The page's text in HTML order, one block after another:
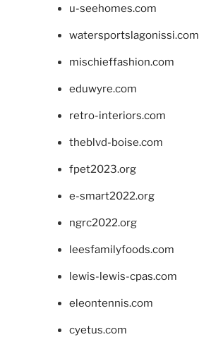
u-seehomes.com
watersportslagonissi.com
mischieffashion.com
eduwyre.com
retro-interiors.com
theblvd-boise.com
fpet2023.org
e-smart2022.org
ngrc2022.org
leesfamilyfoods.com
lewis-lewis-cpas.com
eleontennis.com
cyetus.com